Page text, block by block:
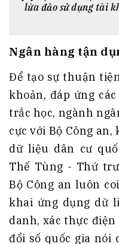
lừa đảo sử dụng tài
Ngân hàng tận
Để tạo sự thuận
khoản, đáp ứng
trắc học, ngành
cực với Bộ Công
dữ liệu dân cư
Thế Tùng - Thứ
Bộ Công an luôn
khai ứng dụng dữ
danh, xác thực
đổi số quốc gia nói